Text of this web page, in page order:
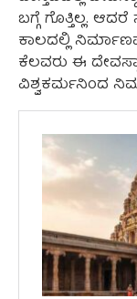
ಬಗ್ಗೆ ಗೊತ್ತಿಲ್ಲ.
ಕಾಲದಲ್ಲಿ
ಕೆಲವರು ಈ
ವಿಶ್ವಕರ್ಮನಿಂದ